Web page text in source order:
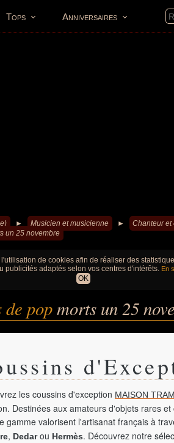
Tops Anniversaires
► Musicien et musicienne ► Chanteur et
un 25 novembre
de cookies afin de réaliser des
publicités adaptés selon vos centres d'intérêts. En
OK
de popmorts un 25
les coussins d'exception MAISON
Destinées aux amateurs d'objets rares
gamme valorisent l'artisanat français à
, Dedarou Hermès. Découvrez notre